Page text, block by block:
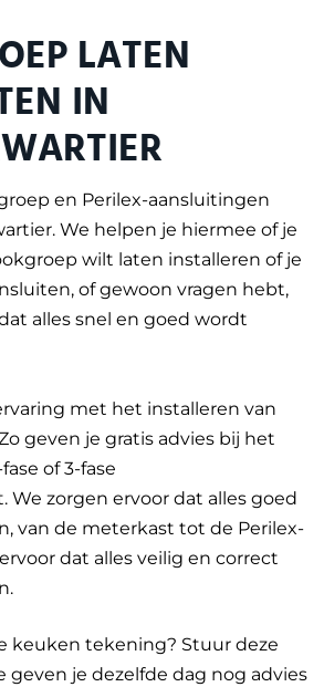
LATEN
IN
en Perilex-aansluitingen
We helpen je hiermee of je
wilt laten installeren of je
of gewoon vragen hebt,
alles snel en goed wordt
met het installeren van
geven je gratis advies bij het
of 3-fase
We zorgen ervoor dat alles goed
van de meterkast tot de Perilex-
dat alles veilig en correct
keuken tekening? Stuur deze
geven je dezelfde dag nog advies